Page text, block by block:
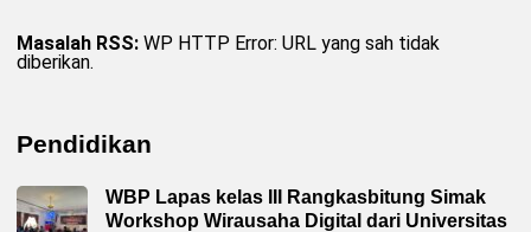
Masalah RSS: WP HTTP Error: URL yang sah tidak
diberikan.
Pendidikan
WBP Lapas kelas III Rangkasbitung Simak
Workshop Wirausaha Digital dari Universitas